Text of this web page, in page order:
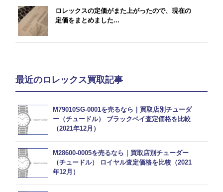
ロレックスの定価がまた上がったので、現在の
定価をまとめました...
最近のロレックス買取記事
M79010SG-0001を売るなら｜買取店別チューダ
ー（チュードル） ブラックベイ査定価格を比較
（2021年12月）
M28600-0005を売るなら｜買取店別チューダー
（チュードル） ロイヤル査定価格を比較（2021
年12月）